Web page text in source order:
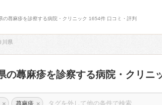
の蕁麻疹を診察する病院・クリニック 1654件 口コミ・評判
川県
の蕁麻疹を診察する病院・クリニ
× 蕁麻疹 ×